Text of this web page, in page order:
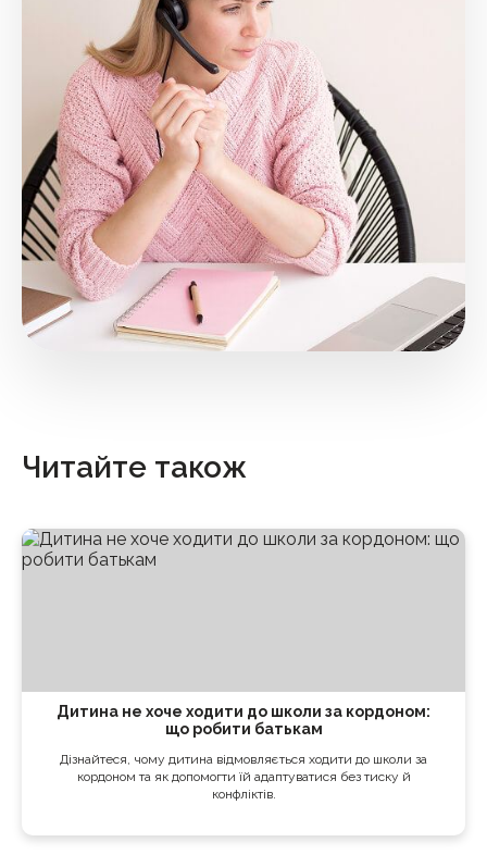
Читайте також
Дитина не хоче ходити до школи за кордоном:
що робити батькам
Дізнайтеся, чому дитина відмовляється ходити до школи за
кордоном та як допомогти їй адаптуватися без тиску й
конфліктів.